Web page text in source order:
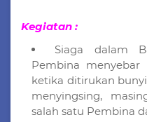
Kegiatan :
Siaga dalam
Pembina
ketika ditirukan
menyingsing,
salah satu Pembina